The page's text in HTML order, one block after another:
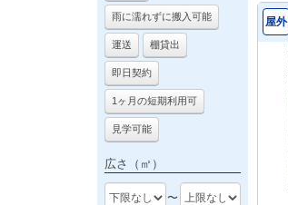
雨に濡れずに搬入可能
運送 棚貸出
即日契約
1ヶ月の短期利用可
見学可能
広さ（㎡）
〜
屋外